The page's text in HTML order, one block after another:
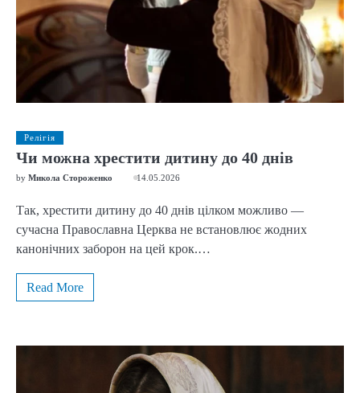
Релігія
Чи можна хрестити дитину до 40 днів
by Микола Стороженко 14.05.2026
Так, хрестити дитину до 40 днів цілком можливо —
сучасна Православна Церква не встановлює жодних
канонічних заборон на цей крок.…
Read More